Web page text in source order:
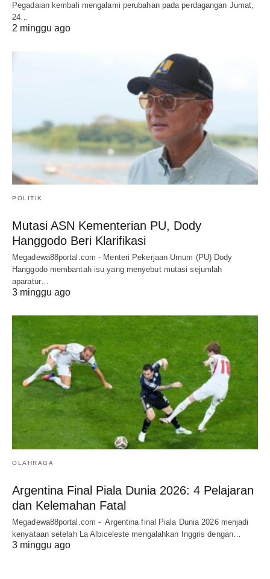
Pegadaian kembali mengalami perubahan pada perdagangan Jumat,
24…
2 minggu ago
POLITIK
Mutasi ASN Kementerian PU, Dody
Hanggodo Beri Klarifikasi
Megadewa88portal.com - Menteri Pekerjaan Umum (PU) Dody
Hanggodo membantah isu yang menyebut mutasi sejumlah
aparatur…
3 minggu ago
OLAHRAGA
Argentina Final Piala Dunia 2026: 4 Pelajaran
dan Kelemahan Fatal
Megadewa88portal.com - Argentina final Piala Dunia 2026 menjadi
kenyataan setelah La Albiceleste mengalahkan Inggris dengan…
3 minggu ago